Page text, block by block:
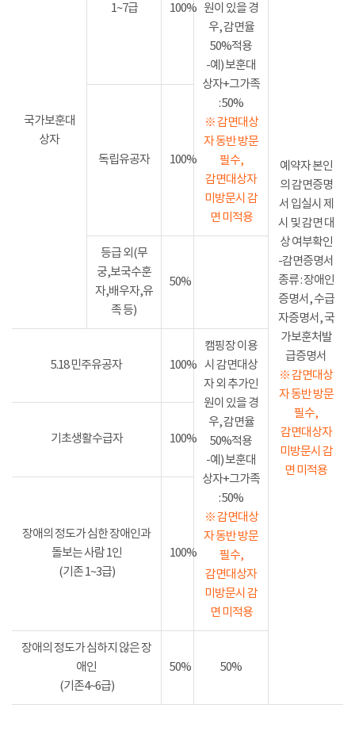
국가보훈대
상자
1~7급 100% 원이 있을 경
우, 감면율
50%적용
-예) 보훈대
상자+그가족
: 50%
※ 감면대상
자 동반 방문
필수,
감면대상자
미방문시 감
면 미적용
예약자 본인
의 감면증명
서 입실시 제
시 및 감면 대
상 여부확인
-감면증명서
종류 : 장애인
증명서, 수급
자증명서, 국
가보훈처발
급증명서
※ 감면대상
자 동반 방문
필수,
감면대상자
미방문시 감
면 미적용
독립유공자 100%
등급 외(무
궁,보국수훈
자,배우자,유
족 등)
50%
5.18 민주유공자 100%
캠핑장 이용
시 감면대상
자 외 추가인
원이 있을 경
우, 감면율
50%적용
-예) 보훈대
상자+그가족
: 50%
※ 감면대상
자 동반 방문
필수,
감면대상자
미방문시 감
면 미적용
기초생활수급자 100%
장애의 정도가 심한 장애인과
돌보는 사람 1인
(기존 1~3급)
100%
장애의 정도가 심하지 않은 장
애인
(기존4~6급)
50% 50%